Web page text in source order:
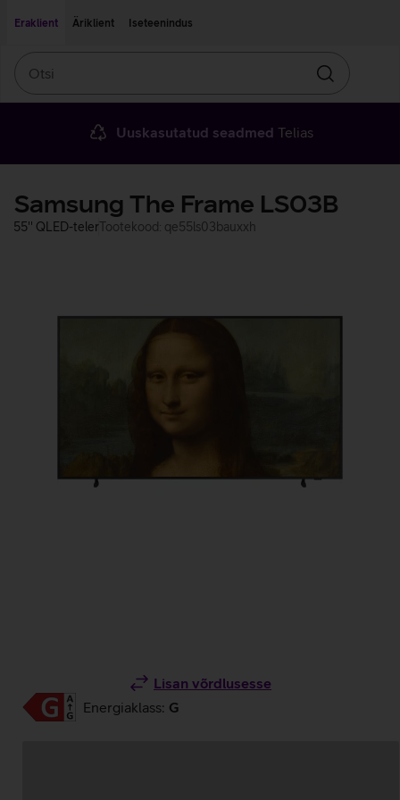
Eraklient
Äriklient Iseteenindus
Otsin
Uuskasutatud seadmed Telias
Samsung The Frame LS03B
55'' QLED-telerTootekood: qe55ls03bauxxh
Lisan võrdlusesse
Energiaklass: G